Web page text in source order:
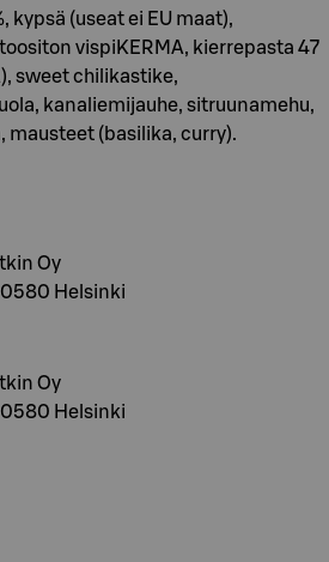
kypsä (useat ei EU maat),
vispiKERMA, kierrepasta 47
sweet chilikastike,
kanaliemijauhe, sitruunamehu,
mausteet (basilika, curry).
Oy
Helsinki
Oy
Helsinki